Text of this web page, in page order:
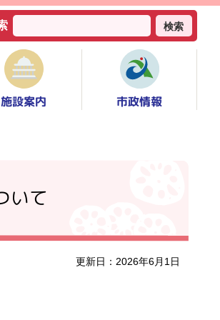
検索
施設案内 市政情報
いて
更新日：2026年6月1日